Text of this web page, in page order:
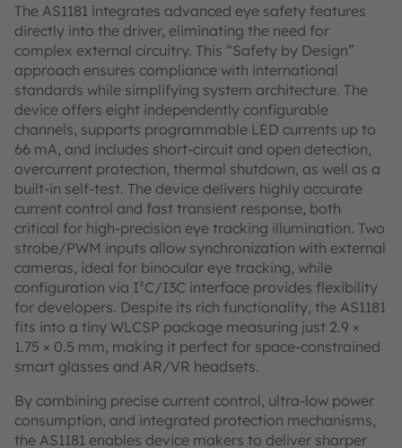
The AS1181 integrates advanced eye safety features
directly into the driver, eliminating the need for
complex external circuitry. This “Safety by Design”
approach ensures compliance with international
standards while simplifying system architecture. The
device offers eight independently configurable
channels, supports programmable LED currents up to
66 mA, and includes short-circuit and open detection,
overcurrent protection, thermal shutdown, as well as a
built-in self-test. The device delivers highly accurate
current control and fast transient response, both
critical for high-precision eye tracking illumination. Two
strobe/PWM inputs allow synchronization with external
cameras, ideal for binocular eye tracking, while
configuration via I²C/I3C interface provides flexibility
for developers. Despite its rich functionality, the AS1181
fits into a tiny WLCSP package measuring just 2.9 ×
1.75 × 0.5 mm, making it perfect for space-constrained
smart glasses and AR/VR headsets.
By combining precise current control, ultra-low power
consumption, and integrated protection mechanisms,
the AS1181 enables device makers to deliver sharper